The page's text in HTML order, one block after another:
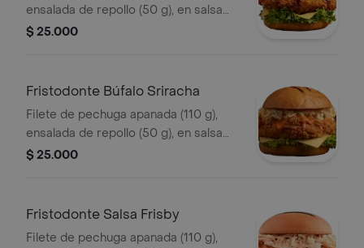
ensalada de repollo (50 g), en salsa
coreana.
$ 25.000
Fristodonte Búfalo Sriracha
Filete de pechuga apanada (110 g),
ensalada de repollo (50 g), en salsa
búfalo sriracha.
$ 25.000
Fristodonte Salsa Frisby
Filete de pechuga apanada (110 g),